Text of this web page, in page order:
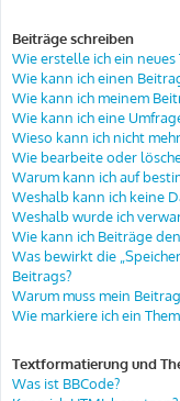
Beiträge schreiben
Wie erstelle ich ein
Wie kann ich einen
Wie kann ich meinem
Wie kann ich eine
Wieso kann ich nicht
Wie bearbeite oder
Warum kann ich auf
Weshalb kann ich keine
Weshalb wurde ich
Wie kann ich Beiträge
Was bewirkt die
Beitrags?
Warum muss mein
Wie markiere ich ein
Textformatierung und
Was ist BBCode?